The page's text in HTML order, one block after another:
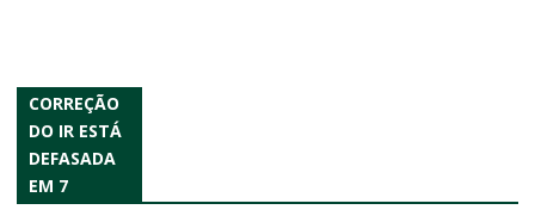
CORREÇÃO
DO IR ESTÁ
DEFASADA
EM 7